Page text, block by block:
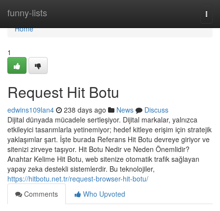
funny-lists
Home
Home
1
Request Hit Botu
edwins109lan4 238 days ago News
Discuss
Dijital dünyada mücadele sertleşiyor. Dijital markalar, yalnızca
etkileyici tasarımlarla yetinemiyor; hedef kitleye erişim için stratejik
yaklaşımlar şart. İşte burada Referans Hit Botu devreye giriyor ve
sitenizi zirveye taşıyor. Hit Botu Nedir ve Neden Önemlidir?
Anahtar Kelime Hit Botu, web sitenize otomatik trafik sağlayan
yapay zeka destekli sistemlerdir. Bu teknolojiler,
https://hitbotu.net.tr/request-browser-hit-botu/
Comments
Who Upvoted